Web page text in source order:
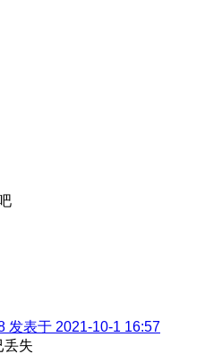
发表于 2021-10-1 16:57
丢失